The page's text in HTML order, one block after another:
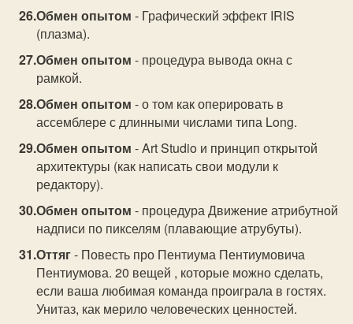
Обмен опытом - Графический эффект IRIS
(плазма).
Обмен опытом - процедура вывода окна с
рамкой.
Обмен опытом - о том как оперировать в
ассемблере с длинными числами типа Long.
Обмен опытом - Art Studio и принцип открытой
архитектуры (как написать свои модули к
редактору).
Обмен опытом - процедура Движение атрибутной
надписи по пикселям (плавающие атрубуты).
Оттяг- Повесть про Пентиума Пентиумовича
Пентиумова. 20 вещей , которые можно сделать,
если ваша любимая команда проиграла в гостях.
Унитаз, как мерило человеческих ценностей.